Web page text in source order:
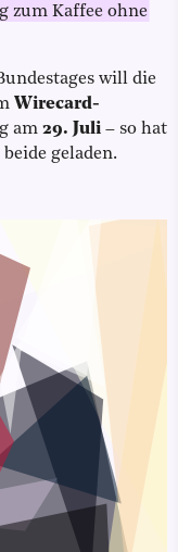
zum Kaffee ohne
will die
Wirecard-
am 29. Juli – so hat
geladen.